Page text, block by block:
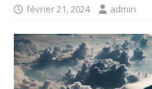
février 21, 2024 admin